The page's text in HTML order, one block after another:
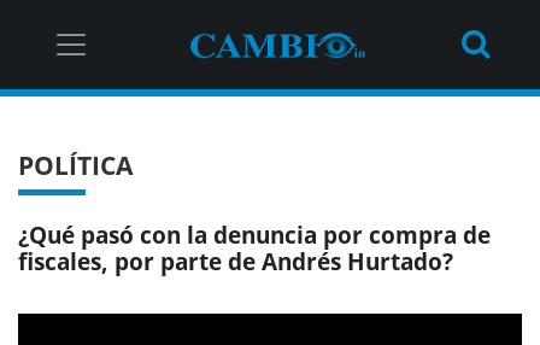
POLÍTICA
¿Qué pasó con la denuncia por compra de
fiscales, por parte de Andrés Hurtado?